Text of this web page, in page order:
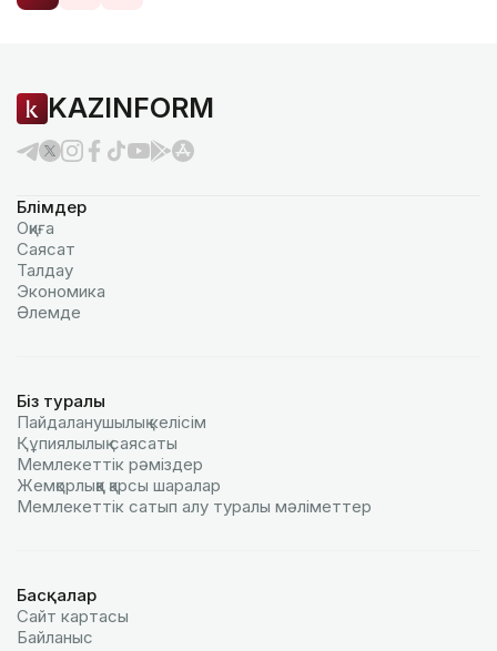
KAZINFORM
Бөлімдер
Оқиға
Саясат
Талдау
Экономика
Әлемде
Біз туралы
Пайдаланушылық келiciм
Құпиялылық саясаты
Мемлекеттік рәміздер
Жемқорлыққа қарсы шаралар
Мемлекеттік сатып алу туралы мәлiметтер
Басқалар
Сайт картасы
Байланыс